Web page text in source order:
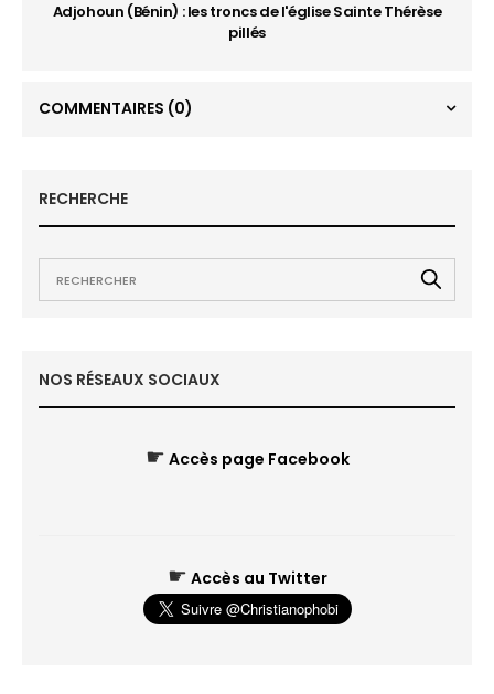
Adjohoun (Bénin) : les troncs de l'église Sainte Thérèse
pillés
COMMENTAIRES (0)
RECHERCHE
NOS RÉSEAUX SOCIAUX
☛ Accès page Facebook
☛ Accès au Twitter